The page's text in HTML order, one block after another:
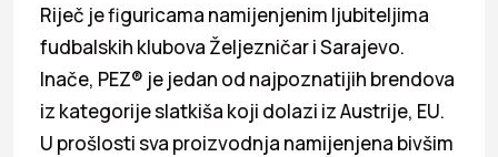
Riječ je figuricama namijenjenim ljubiteljima
fudbalskih klubova Željezničar i Sarajevo.
Inače, PEZ® je jedan od najpoznatijih brendova
iz kategorije slatkiša koji dolazi iz Austrije, EU.
U prošlosti sva proizvodnja namijenjena bivšim